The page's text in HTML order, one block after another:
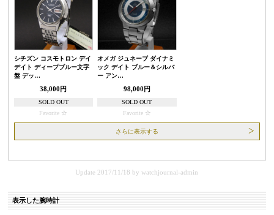
シチズン コスモトロン デイ
デイト ディープブルー文字
盤 デッ…
38,000円
SOLD OUT
Favorite
オメガ ジュネーブ ダイナミ
ック デイト ブルー＆シルバ
ー アン…
98,000円
SOLD OUT
Favorite
さらに表示する
Update 2017/11/18 bywatchjournal-admin
表示した腕時計